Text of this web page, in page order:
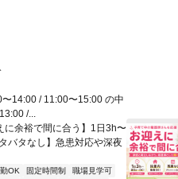
14:00 / 11:00〜15:00 の中
/...
に余裕で間に合う】1日3h〜
バタなし】急患対応や深夜
OK 固定時間制
職場見学可